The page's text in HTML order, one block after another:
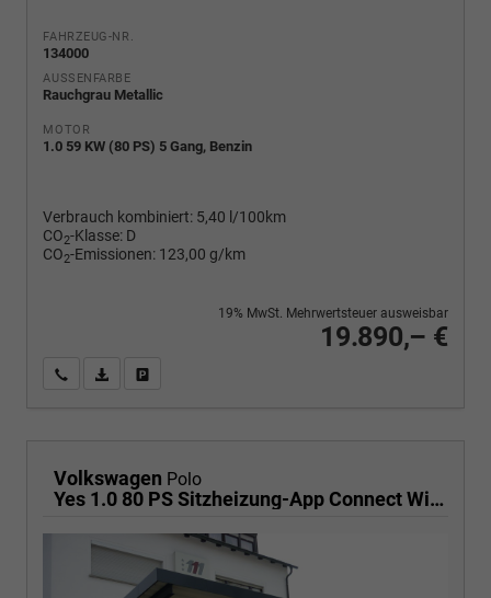
FAHRZEUG-NR.
134000
AUSSENFARBE
Rauchgrau Metallic
MOTOR
1.0 59 KW (80 PS) 5 Gang, Benzin
Verbrauch kombiniert: 5,40 l/100km
CO2-Klasse: D
CO2-Emissionen: 123,00 g/km
19.890,– €
19% MwSt. Mehrwertsteuer ausweisbar
Wir rufen Sie anPDF-Fahrzeugexposé drucken
Volkswagen Polo
Yes 1.0 80 PS Sitzheizung-App Connect Wireless-Einparkhilfe-Klima-Sofort